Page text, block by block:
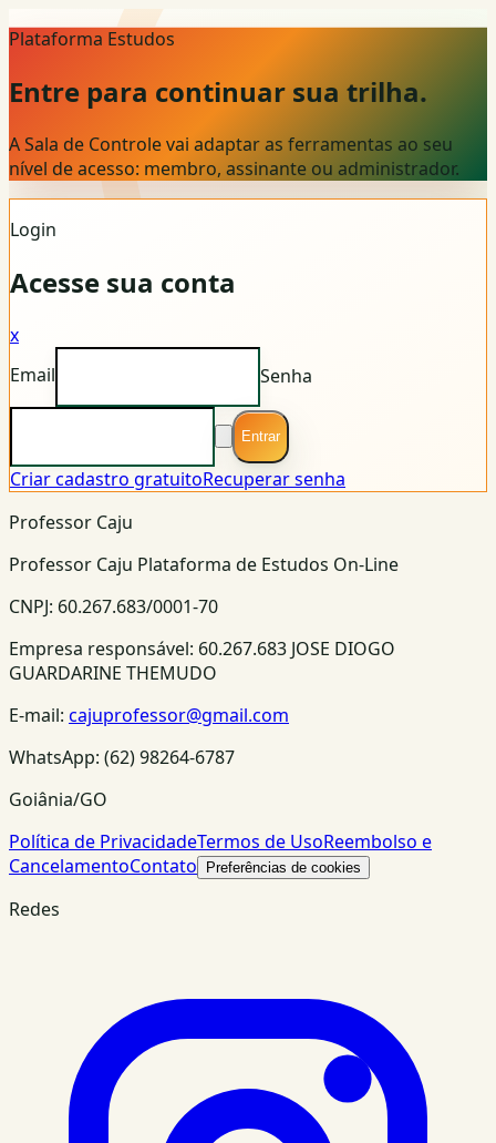
Plataforma Estudos
Entre para continuar sua trilha.
A Sala de Controle vai adaptar as ferramentas ao seu
nível de acesso: membro, assinante ou administrador.
Login
Acesse sua conta
x
Email
Senha
Entrar
Criar cadastro gratuitoRecuperar senha
Professor Caju
Professor Caju Plataforma de Estudos On-Line
CNPJ: 60.267.683/0001-70
Empresa responsável: 60.267.683 JOSE DIOGO
GUARDARINE THEMUDO
E-mail: cajuprofessor@gmail.com
WhatsApp: (62) 98264-6787
Goiânia/GO
Política de PrivacidadeTermos de UsoReembolso e
CancelamentoContato Preferências de cookies
Redes